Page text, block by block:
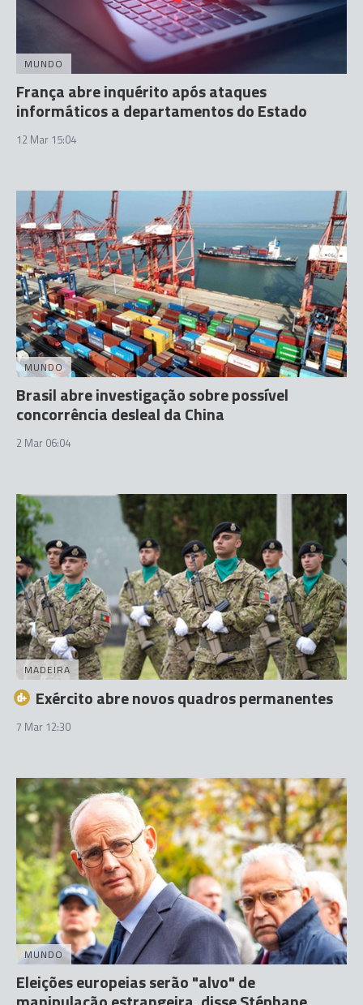
MUNDO
França abre inquérito após ataques
informáticos a departamentos do Estado
12 Mar 15:04
MUNDO
Brasil abre investigação sobre possível
concorrência desleal da China
2 Mar 06:04
MADEIRA
Exército abre novos quadros permanentes
7 Mar 12:30
MUNDO
Eleições europeias serão "alvo" de